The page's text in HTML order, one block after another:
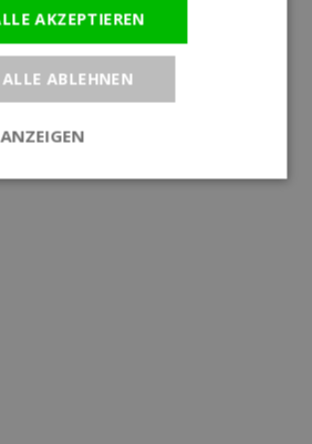
AKZEPTIEREN
ALLE ABLEHNEN